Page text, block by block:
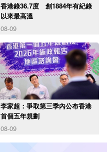
香港錄36.7度 創1884年有紀錄
以來最高溫
08-09
李家超：爭取第三季內公布香港
首個五年規劃
08-09